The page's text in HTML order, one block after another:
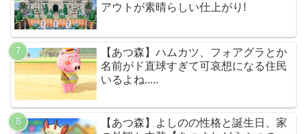
アウトが素晴らしい仕上がり!
【あつ森】ハムカツ、フォアグラとか
名前がド直球すぎて可哀想になる住民
いるよね.....
【あつ森】よしのの性格と誕生日、家